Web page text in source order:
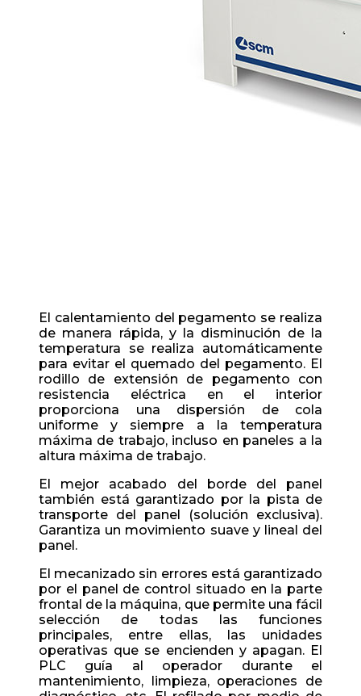
El calentamiento del pegamento se realiza
de manera rápida, y la disminución de la
temperatura se realiza automáticamente
para evitar el quemado del pegamento. El
rodillo de extensión de pegamento con
resistencia eléctrica en el interior
proporciona una dispersión de cola
uniforme y siempre a la temperatura
máxima de trabajo, incluso en paneles a la
altura máxima de trabajo.
El mejor acabado del borde del panel
también está garantizado por la pista de
transporte del panel (solución exclusiva).
Garantiza un movimiento suave y lineal del
panel.
El mecanizado sin errores está garantizado
por el panel de control situado en la parte
frontal de la máquina, que permite una fácil
selección de todas las funciones
principales, entre ellas, las unidades
operativas que se encienden y apagan. El
PLC guía al operador durante el
mantenimiento, limpieza, operaciones de